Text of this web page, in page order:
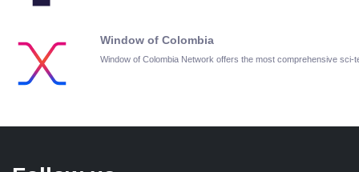
Window of Colombia
Window of Colombia Network offers the most comprehensive sci-